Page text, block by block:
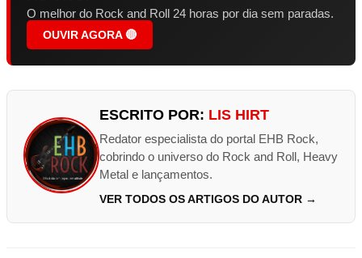
O melhor do Rock and Roll 24 horas por dia sem paradas.
OUVIR AGORA 🔴
ESCRITO POR: LIS HIRT
Redator especialista do portal EHB Rock,
cobrindo o universo do Rock and Roll, Heavy
Metal e lançamentos.
VER TODOS OS ARTIGOS DO AUTOR →